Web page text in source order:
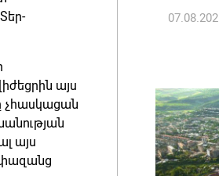
այս
չհասկացան
այս
Հայ